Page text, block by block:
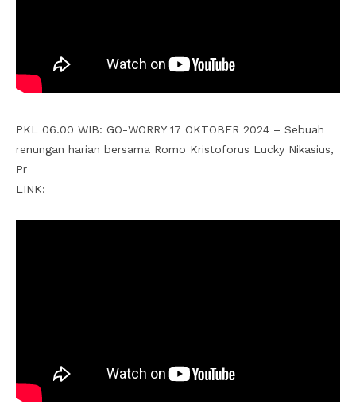
PKL 06.00 WIB: GO-WORRY 17 OKTOBER 2024 – Sebuah
renungan harian bersama Romo Kristoforus Lucky Nikasius,
Pr
LINK: